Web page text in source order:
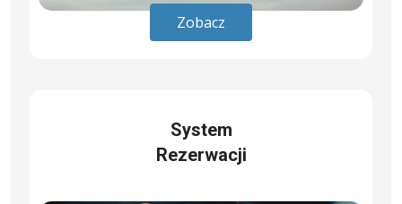
Zobacz
System
Rezerwacji